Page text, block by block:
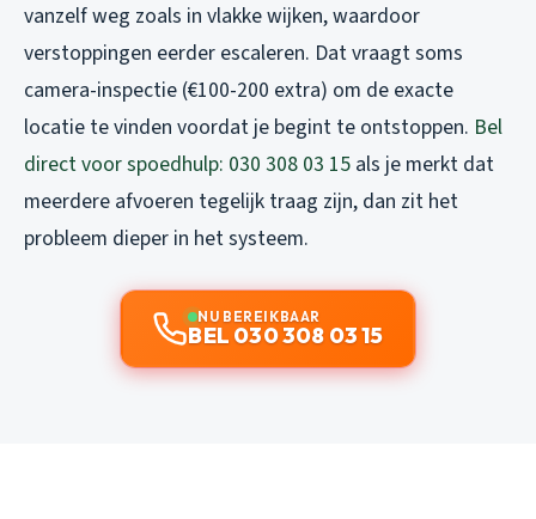
vanzelf weg zoals in vlakke wijken, waardoor
verstoppingen eerder escaleren. Dat vraagt soms
camera-inspectie (€100-200 extra) om de exacte
locatie te vinden voordat je begint te ontstoppen. Bel
direct voor spoedhulp: 030 308 03 15 als je merkt dat
meerdere afvoeren tegelijk traag zijn, dan zit het
probleem dieper in het systeem.
NU BEREIKBAAR
BEL 030 308 03 15